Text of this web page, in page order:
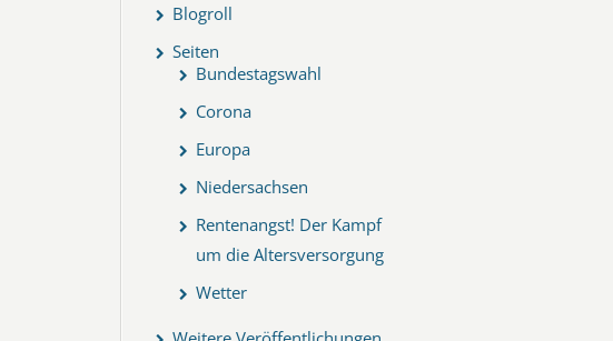
Blogroll
Seiten
Bundestagswahl
Corona
Europa
Niedersachsen
Rentenangst! Der Kampf
um die Altersversorgung
Wetter